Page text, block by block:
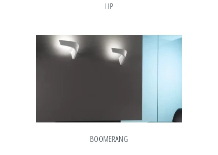
LIP
BOOMERANG